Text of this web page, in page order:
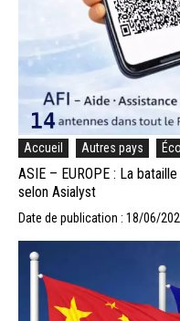
Accueil Autres pays
ASIE – EUROPE : La
selon Asialyst
Date de publication : 18/06/